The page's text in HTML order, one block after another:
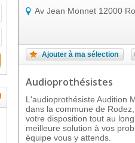
Av Jean Monnet 12000
Ajouter à ma sélection
Audioprothésistes
L'audioprothésiste Audition
dans la commune de
votre disposition tout au
meilleure solution à vos
équipe vous y attends.